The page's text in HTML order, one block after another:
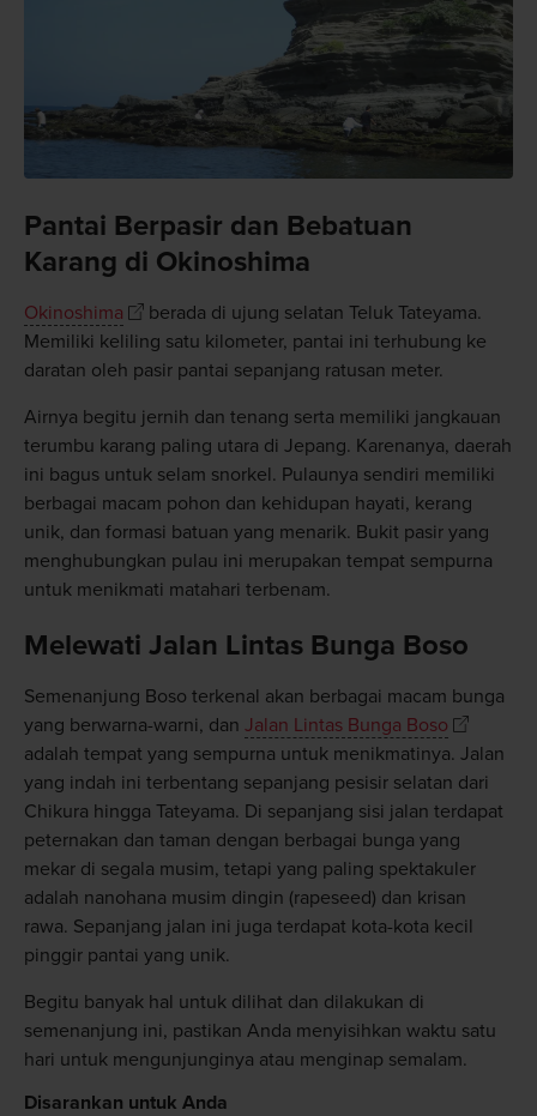
Pantai Berpasir dan Bebatuan
Karang di Okinoshima
Okinoshima
berada di ujung selatan Teluk Tateyama.
Memiliki keliling satu kilometer, pantai ini terhubung ke
daratan oleh pasir pantai sepanjang ratusan meter.
Airnya begitu jernih dan tenang serta memiliki jangkauan
terumbu karang paling utara di Jepang. Karenanya, daerah
ini bagus untuk selam snorkel. Pulaunya sendiri memiliki
berbagai macam pohon dan kehidupan hayati, kerang
unik, dan formasi batuan yang menarik. Bukit pasir yang
menghubungkan pulau ini merupakan tempat sempurna
untuk menikmati matahari terbenam.
Melewati Jalan Lintas Bunga Boso
Semenanjung Boso terkenal akan berbagai macam bunga
yang berwarna-warni, dan Jalan Lintas Bunga Boso
adalah tempat yang sempurna untuk menikmatinya. Jalan
yang indah ini terbentang sepanjang pesisir selatan dari
Chikura hingga Tateyama. Di sepanjang sisi jalan terdapat
peternakan dan taman dengan berbagai bunga yang
mekar di segala musim, tetapi yang paling spektakuler
adalah nanohana musim dingin (rapeseed) dan krisan
rawa. Sepanjang jalan ini juga terdapat kota-kota kecil
pinggir pantai yang unik.
Begitu banyak hal untuk dilihat dan dilakukan di
semenanjung ini, pastikan Anda menyisihkan waktu satu
hari untuk mengunjunginya atau menginap semalam.
Disarankan untuk Anda